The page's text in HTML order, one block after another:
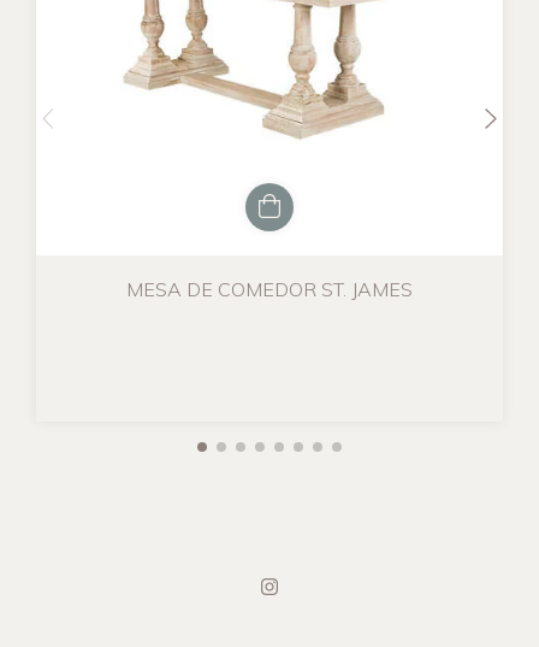
MESA DE COMEDOR ST. JAMES